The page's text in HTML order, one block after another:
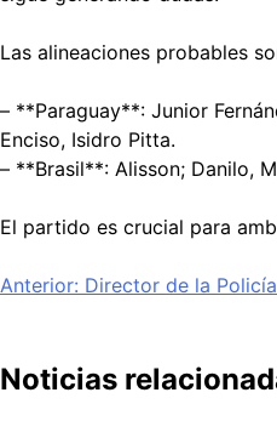
Las alineaciones probables
– **Paraguay**: Junior
Enciso, Isidro Pitta.
– **Brasil**: Alisson; Danilo,
El partido es crucial para
Navegación
entradas
Anterior: Director de la
Noticias